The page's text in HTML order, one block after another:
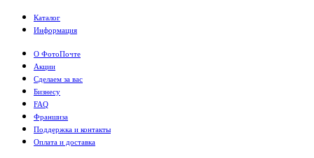
Каталог
Информация
О ФотоПочте
Акции
Сделаем за вас
Бизнесу
FAQ
Франшиза
Поддержка и контакты
Оплата и доставка